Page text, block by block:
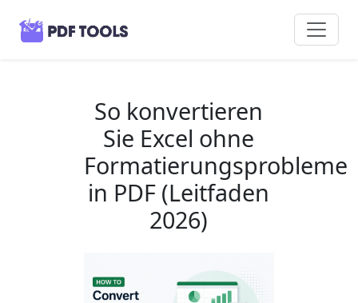
So konvertieren
Sie Excel ohne
Formatierungsprobleme
in PDF (Leitfaden
2026)